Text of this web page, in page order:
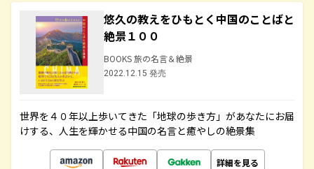
悠久の教えをひもとく中国のことばと
絶景１００
BOOKS 旅の名言＆絶景
2022.12.15 発売
世界を４０年以上歩いてきた「地球の歩き方」があなたにお届
けする、人生を輝かせる中国の名言と癒やしの絶景集
詳細を見る